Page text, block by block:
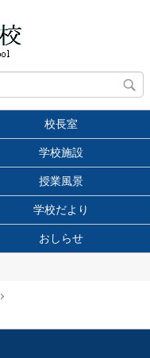
校長室
学校施設
授業風景
学校だより
おしらせ